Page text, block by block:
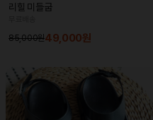
리힐 미들굽
85,000원49,000원